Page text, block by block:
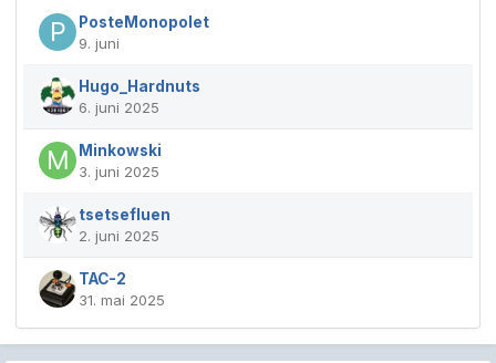
PosteMonopolet
9. juni
Hugo_Hardnuts
6. juni 2025
Minkowski
3. juni 2025
tsetsefluen
2. juni 2025
TAC-2
31. mai 2025